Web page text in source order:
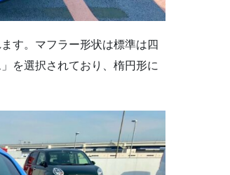
す。マフラー形状は標準は四
を選択されており、楕円形に